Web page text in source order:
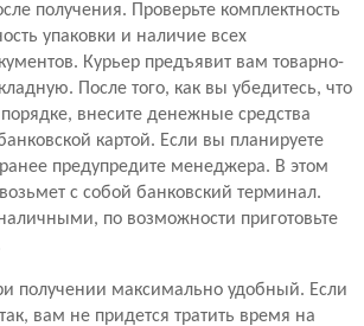
получения. Проверьте комплектность
упаковки и наличие всех
Курьер предъявит вам товарно-
После того, как вы убедитесь, что
внесите денежные средства
картой. Если вы планируете
предупредите менеджера. В этом
с собой банковский терминал.
по возможности приготовьте
получении максимально удобный. Если
вам не придется тратить время на